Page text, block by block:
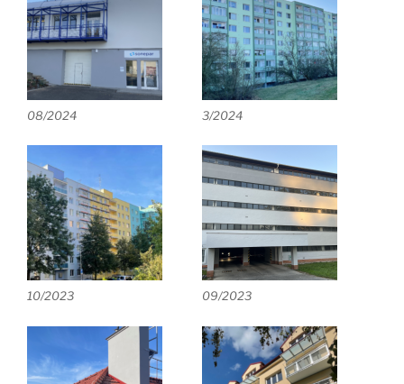
08/2024 3/2024
10/2023 09/2023